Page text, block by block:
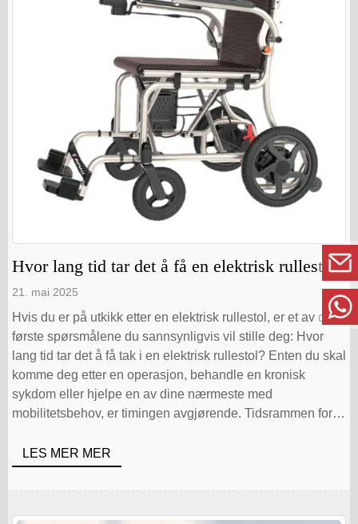
Hvor lang tid tar det å få en elektrisk rullestol?
21. mai 2025
Hvis du er på utkikk etter en elektrisk rullestol, er et av de
første spørsmålene du sannsynligvis vil stille deg: Hvor
lang tid tar det å få tak i en elektrisk rullestol? Enten du skal
komme deg etter en operasjon, behandle en kronisk
sykdom eller hjelpe en av dine nærmeste med
mobilitetsbehov, er timingen avgjørende. Tidsrammen for å
LES MER MER